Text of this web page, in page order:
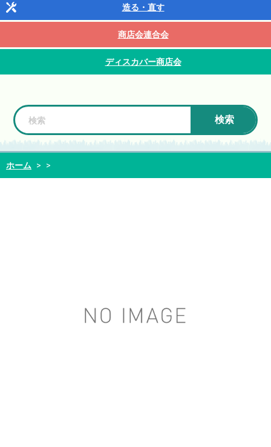
造る・直す
商店会連合会
ディスカバー商店会
検索
ホーム > >